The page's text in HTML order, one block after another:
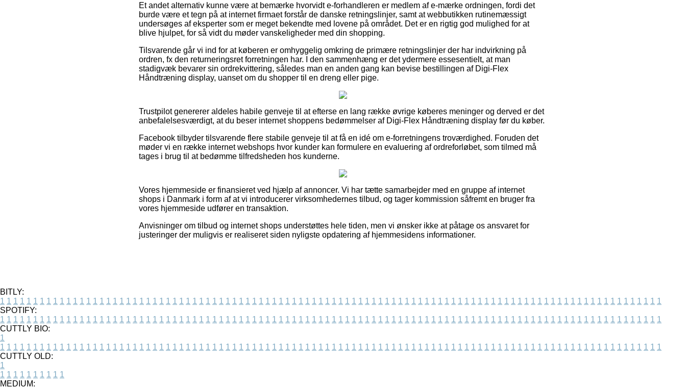
Et andet alternativ kunne være at bemærke hvorvidt e-forhandleren er medlem af e-mærke ordningen, fordi det
burde være et tegn på at internet firmaet forstår de danske retningslinjer, samt at webbutikken rutinemæssigt
undersøges af eksperter som er meget bekendte med lovene på området. Det er en rigtig god mulighed for at
blive hjulpet, for så vidt du møder vanskeligheder med din shopping.
Tilsvarende går vi ind for at køberen er omhyggelig omkring de primære retningslinjer der har indvirkning på
ordren, fx den returneringsret forretningen har. I den sammenhæng er det ydermere essesentielt, at man
stadigvæk bevarer sin ordrekvittering, således man en anden gang kan bevise bestillingen af Digi-Flex
Håndtræning display, uanset om du shopper til en dreng eller pige.
Trustpilot genererer aldeles habile genveje til at efterse en lang række øvrige køberes meninger og derved er det
anbefalelsesværdigt, at du beser internet shoppens bedømmelser af Digi-Flex Håndtræning display før du køber.
Facebook tilbyder tilsvarende flere stabile genveje til at få en idé om e-forretningens troværdighed. Foruden det
møder vi en række internet webshops hvor kunder kan formulere en evaluering af ordreforløbet, som tilmed må
tages i brug til at bedømme tilfredsheden hos kunderne.
Vores hjemmeside er finansieret ved hjælp af annoncer. Vi har tætte samarbejder med en gruppe af internet
shops i Danmark i form af at vi introducerer virksomhedernes tilbud, og tager kommission såfremt en bruger fra
vores hjemmeside udfører en transaktion.
Anvisninger om tilbud og internet shops understøttes hele tiden, men vi ønsker ikke at påtage os ansvaret for
justeringer der muligvis er realiseret siden nyligste opdatering af hjemmesidens informationer.
BITLY:
1 1 1 1 1 1 1 1 1 1 1 1 1 1 1 1 1 1 1 1 1 1 1 1 1 1 1 1 1 1 1 1 1 1 1 1 1 1 1 1 1 1 1 1 1 1 1 1 1 1 1 1 1 1 1 1 1 1 1 1 1 1 1 1 1 1 1 1 1 1 1 1 1 1 1 1 1 1 1 1 1 1 1 1 1 1 1 1 1 1 1 1 1 1 1 1 1 1 1 1
SPOTIFY:
1 1 1 1 1 1 1 1 1 1 1 1 1 1 1 1 1 1 1 1 1 1 1 1 1 1 1 1 1 1 1 1 1 1 1 1 1 1 1 1 1 1 1 1 1 1 1 1 1 1 1 1 1 1 1 1 1 1 1 1 1 1 1 1 1 1 1 1 1 1 1 1 1 1 1 1 1 1 1 1 1 1 1 1 1 1 1 1 1 1 1 1 1 1 1 1 1 1 1 1
CUTTLY BIO:
1
1 1 1 1 1 1 1 1 1 1 1 1 1 1 1 1 1 1 1 1 1 1 1 1 1 1 1 1 1 1 1 1 1 1 1 1 1 1 1 1 1 1 1 1 1 1 1 1 1 1 1 1 1 1 1 1 1 1 1 1 1 1 1 1 1 1 1 1 1 1 1 1 1 1 1 1 1 1 1 1 1 1 1 1 1 1 1 1 1 1 1 1 1 1 1 1 1 1 1 1
CUTTLY OLD:
1
1 1 1 1 1 1 1 1 1 1
MEDIUM: